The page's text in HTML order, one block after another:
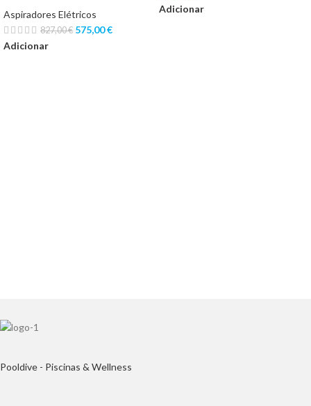
Aspiradores Elétricos
827,00€ 575,00€
Adicionar
Adicionar
Pooldive - Piscinas & Wellness